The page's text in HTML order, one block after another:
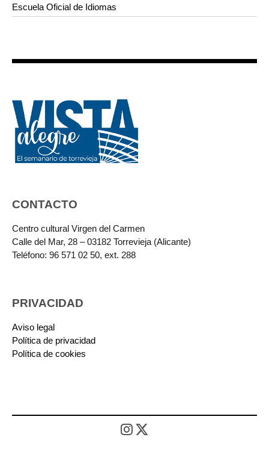
Escuela Oficial de Idiomas
CONTACTO
Centro cultural Virgen del Carmen
Calle del Mar, 28 – 03182 Torrevieja (Alicante)
Teléfono: 96 571 02 50, ext. 288
PRIVACIDAD
Aviso legal
Política de privacidad
Política de cookies